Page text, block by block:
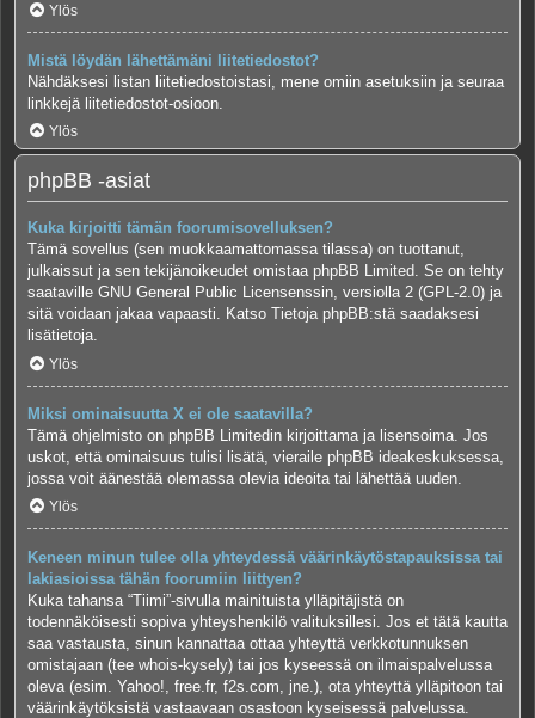
Ylös
Mistä löydän lähettämäni liitetiedostot?
Nähdäksesi listan liitetiedostoistasi, mene omiin asetuksiin ja seuraa
linkkejä liitetiedostot-osioon.
Ylös
phpBB -asiat
Kuka kirjoitti tämän foorumisovelluksen?
Tämä sovellus (sen muokkaamattomassa tilassa) on tuottanut,
julkaissut ja sen tekijänoikeudet omistaa phpBB Limited. Se on tehty
saataville GNU General Public Licensenssin, versiolla 2 (GPL-2.0) ja
sitä voidaan jakaa vapaasti. Katso Tietoja phpBB:stäsaadaksesi
lisätietoja.
Ylös
Miksi ominaisuutta X ei ole saatavilla?
Tämä ohjelmisto on phpBB Limitedin kirjoittama ja lisensoima. Jos
uskot, että ominaisuus tulisi lisätä, vieraile phpBB ideakeskuksessa
jossa voit äänestää olemassa olevia ideoita tai lähettää uuden.
Ylös
Keneen minun tulee olla yhteydessä väärinkäytöstapauksissa tai
lakiasioissa tähän foorumiin liittyen?
Kuka tahansa “Tiimi”-sivulla mainituista ylläpitäjistä on
todennäköisesti sopiva yhteyshenkilö valituksillesi. Jos et tätä kautta
saa vastausta, sinun kannattaa ottaa yhteyttä verkkotunnuksen
omistajaan (tee whois-kysely) tai jos kyseessä on ilmaispalvelussa
oleva (esim. Yahoo!, free.fr, f2s.com, jne.), ota yhteyttä ylläpitoon tai
väärinkäytöksistä vastaavaan osastoon kyseisessä palvelussa.